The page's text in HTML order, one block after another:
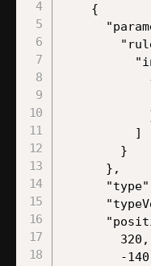
    {
          ]
        }
      },
        320,
        -140